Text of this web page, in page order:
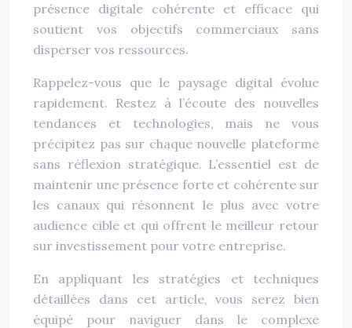
présence digitale cohérente et efficace qui
soutient vos objectifs commerciaux sans
disperser vos ressources.
Rappelez-vous que le paysage digital évolue
rapidement. Restez à l’écoute des nouvelles
tendances et technologies, mais ne vous
précipitez pas sur chaque nouvelle plateforme
sans réflexion stratégique. L’essentiel est de
maintenir une présence forte et cohérente sur
les canaux qui résonnent le plus avec votre
audience cible et qui offrent le meilleur retour
sur investissement pour votre entreprise.
En appliquant les stratégies et techniques
détaillées dans cet article, vous serez bien
équipé pour naviguer dans le complexe